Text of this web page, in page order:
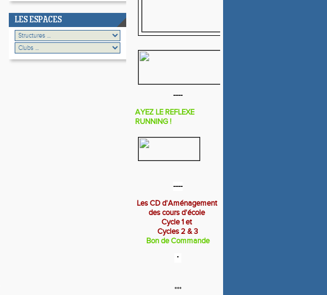
LES ESPACES
----
AYEZ LE REFLEXE
RUNNING !
----
Les CD d'Aménagement
des cours d'école
Cycle 1 et
Cycles 2 & 3
Bon de Commande
***